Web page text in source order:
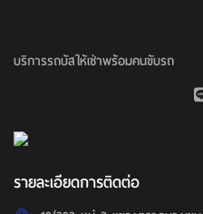
บริการรถบัสให้เช่าพร้อมคนขับรถ
รายละเอียดการติดต่อ